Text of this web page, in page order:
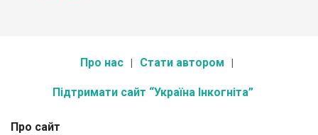
Про нас Стати автором
Підтримати сайт “Україна Інкогніта”
Про сайт